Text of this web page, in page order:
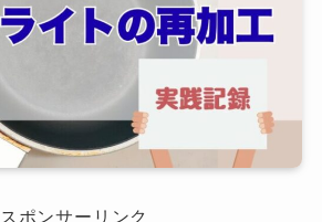
スポンサーリンク